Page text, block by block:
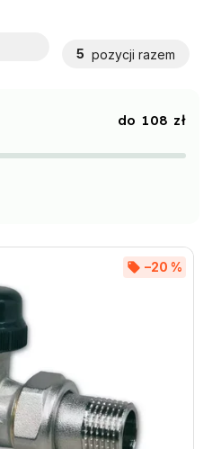
5 pozycji razem
108 zł
–20 %